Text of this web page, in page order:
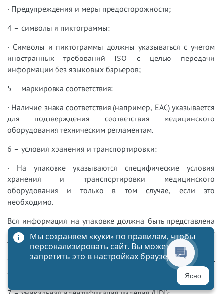
· Предупреждения и меры предосторожности;
4 – символы и пиктограммы:
· Символы и пиктограммы должны указываться с учетом
иностранных требований ISO с целью передачи
информации без языковых барьеров;
5 – маркировка соответствия:
· Наличие знака соответствия (например, ЕАС) указывается
для подтверждения соответствия медицинского
оборудования техническим регламентам.
6 – условия хранения и транспортировки:
· На упаковке указываются специфические условия
хранения и транспортировки медицинского
оборудования и только в том случае, если это
необходимо.
Вся информация на упаковке должна быть представлена
на русском языке. В случае необходимости, некоторые
указания могут быть оформлены на латинском языке.
Также на упаковке медицинского оборудования может
указываться дополнительная информация:
Мы сохраняем «куки» по правилам, чтобы
персонализировать сайт. Вы можете
запретить это в настройках браузера
Ясно